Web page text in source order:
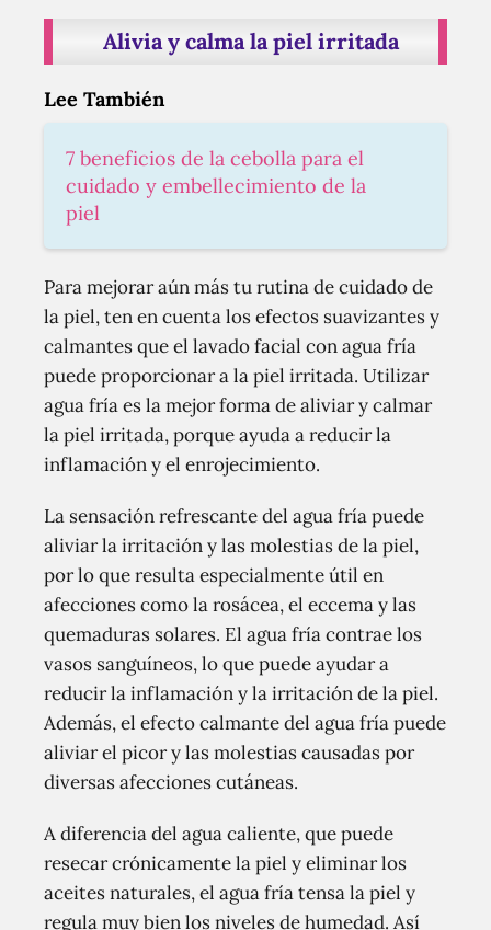
Alivia y calma la piel irritada
Lee También
7 beneficios de la cebolla para el
cuidado y embellecimiento de la
piel
Para mejorar aún más tu rutina de cuidado de
la piel, ten en cuenta los efectos suavizantes y
calmantes que el lavado facial con agua fría
puede proporcionar a la piel irritada. Utilizar
agua fría es la mejor forma de aliviar y calmar
la piel irritada, porque ayuda a reducir la
inflamación y el enrojecimiento.
La sensación refrescante del agua fría puede
aliviar la irritación y las molestias de la piel,
por lo que resulta especialmente útil en
afecciones como la rosácea, el eccema y las
quemaduras solares. El agua fría contrae los
vasos sanguíneos, lo que puede ayudar a
reducir la inflamación y la irritación de la piel.
Además, el efecto calmante del agua fría puede
aliviar el picor y las molestias causadas por
diversas afecciones cutáneas.
A diferencia del agua caliente, que puede
resecar crónicamente la piel y eliminar los
aceites naturales, el agua fría tensa la piel y
regula muy bien los niveles de humedad. Así